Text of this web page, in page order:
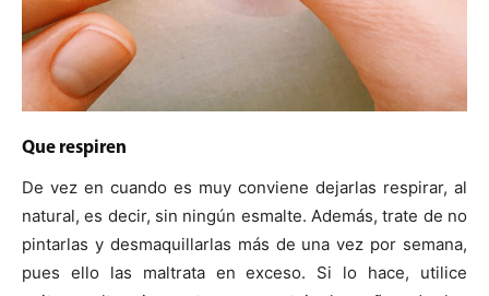
Que respiren
De vez en cuando es muy conviene dejarlas respirar, al
natural, es decir, sin ningún esmalte. Además, trate de no
pintarlas y desmaquillarlas más de una vez por semana,
pues ello las maltrata en exceso. Si lo hace, utilice